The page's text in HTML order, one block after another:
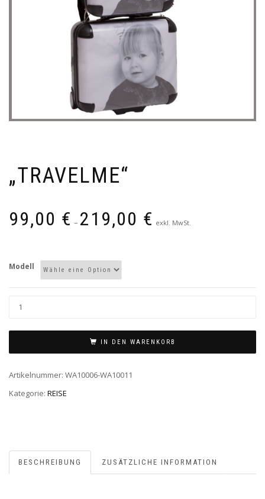
„TRAVELME“
99,00 € – 219,00 € exkl. MwSt.
Modell
IN DEN WARENKORB
Artikelnummer: WA10006-WA10011
Kategorie: REISE
BESCHREIBUNG ZUSÄTZLICHE INFORMATION